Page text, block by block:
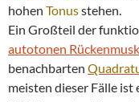
hohen Tonusstehen.
Ein Großteil der
autotonen
benachbarten
meisten dieser Fälle